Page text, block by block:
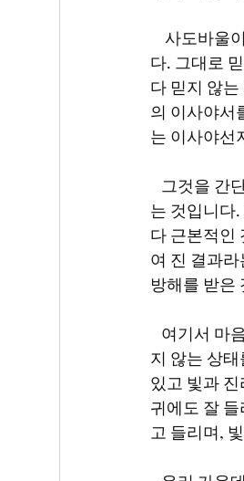
다. 그대로
다 믿지 않
의 이사야서
는 이사야선
는 것입니다
다 근본적인
여 진 결과
방해를 받은
지 않는 상
있고 빛과
귀에도 잘
고 들리며,